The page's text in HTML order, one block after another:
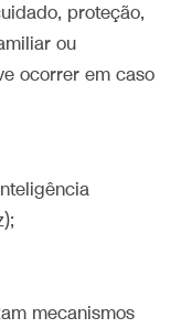
proteção,
ou
ocorrer em caso
mecanismos